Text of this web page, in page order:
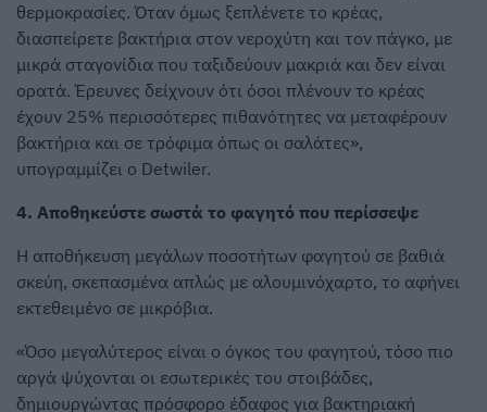
θερμοκρασίες. Όταν όμως ξεπλένετε το κρέας,
διασπείρετε βακτήρια στον νεροχύτη και τον πάγκο, με
μικρά σταγονίδια που ταξιδεύουν μακριά και δεν είναι
ορατά. Έρευνες δείχνουν ότι όσοι πλένουν το κρέας
έχουν 25% περισσότερες πιθανότητες να μεταφέρουν
βακτήρια και σε τρόφιμα όπως οι σαλάτες»,
υπογραμμίζει ο Detwiler.
4. Αποθηκεύστε σωστά το φαγητό που περίσσεψε
Η αποθήκευση μεγάλων ποσοτήτων φαγητού σε βαθιά
σκεύη, σκεπασμένα απλώς με αλουμινόχαρτο, το αφήνει
εκτεθειμένο σε μικρόβια.
«Όσο μεγαλύτερος είναι ο όγκος του φαγητού, τόσο πιο
αργά ψύχονται οι εσωτερικές του στοιβάδες,
δημιουργώντας πρόσφορο έδαφος για βακτηριακή